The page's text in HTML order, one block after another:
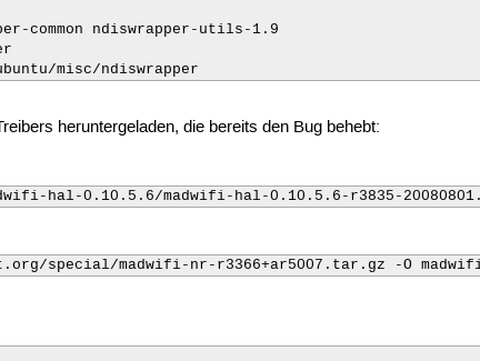
common ndiswrapper-utils-1.9
misc/ndiswrapper
heruntergeladen, die bereits den Bug behebt:
hal-0.10.5.6/madwifi-hal-0.10.5.6-r3835-
special/madwifi-nr-r3366+ar5007.tar.gz -O